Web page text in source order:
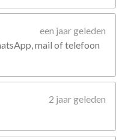
een jaar geleden
mail of telefoon
2 jaar geleden